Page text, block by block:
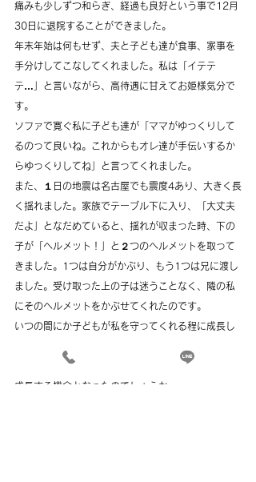
痛みも少しずつ和らぎ、経過も良好という事で12月
30日に退院することができました。
年末年始は何もせず、夫と子ども達が食事、家事を
手分けしてこなしてくれました。私は「イテテ
テ…」と言いながら、高待遇に甘えてお姫様気分で
す。
ソファで寛ぐ私に子ども達が「ママがゆっくりして
るのって良いね。これからもオレ達が手伝いするか
らゆっくりしてね」と言ってくれました。
また、１日の地震は名古屋でも震度4あり、大きく長
く揺れました。家族でテーブル下に入り、「大丈夫
だよ」となだめていると、揺れが収まった時、下の
子が「ヘルメット！」と２つのヘルメットを取って
きました。1つは自分がかぶり、もう1つは兄に渡し
ました。受け取った上の子は迷うことなく、隣の私
にそのヘルメットをかぶせてくれたのです。
いつの間にか子どもが私を守ってくれる程に成長し
私の入院は子ども達にとっても貴重な経験となり、
成長する機会となったのでしょうか